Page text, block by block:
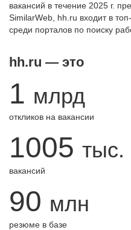
вакансий в течение 2025 г.
SimilarWeb, hh.ru входит в
среди порталов по поиску
hh.ru — это
1 млрд
откликов на вакансии
1005 тыс.
вакансий
90 млн
резюме в базе